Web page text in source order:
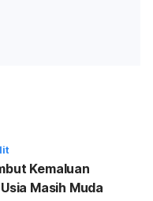
Kemaluan
Masih Muda